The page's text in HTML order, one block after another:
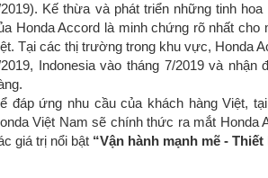
Kế thừa và phát triển những tinh
Honda Accord là minh chứng rõ nhất
Tại các thị trường trong khu vực, Honda
Indonesia vào tháng 7/2019 và
đáp ứng nhu cầu của khách hàng Việt,
Việt Nam sẽ chính thức ra mắt
giá trị nổi bật “Vận hành mạnh mẽ -